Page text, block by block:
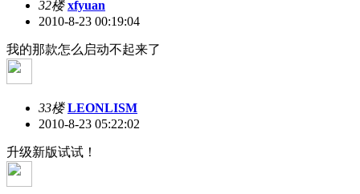
32楼 xfyuan
2010-8-23 00:19:04
我的那款怎么启动不起来了
33楼 LEONLISM
2010-8-23 05:22:02
升级新版试试！